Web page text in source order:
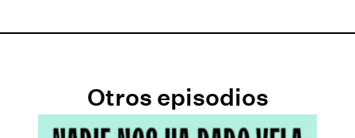
Otros episodios